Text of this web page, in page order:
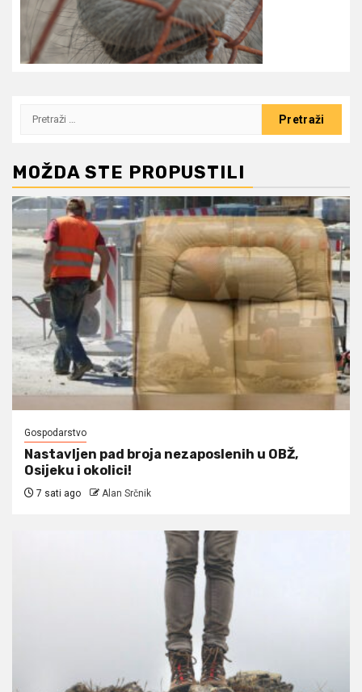
Pretraži:
MOŽDA STE PROPUSTILI
Gospodarstvo
Nastavljen pad broja nezaposlenih u OBŽ,
Osijeku i okolici!
7 sati ago Alan Srčnik